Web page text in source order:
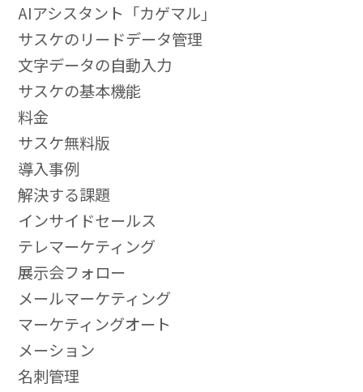
AIアシスタント「カゲマル」
サスケのリードデータ管理
文字データの自動入力
サスケの基本機能
料金
サスケ無料版
導入事例
解決する課題
インサイドセールス
テレマーケティング
展示会フォロー
メールマーケティング
マーケティングオート
メーション
名刺管理